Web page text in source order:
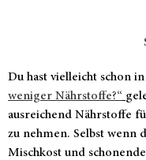
Du hast vielleicht schon
weniger Nährstoffe?“
ausreichend Nährstoffe
zu nehmen. Selbst wenn
Mischkost und